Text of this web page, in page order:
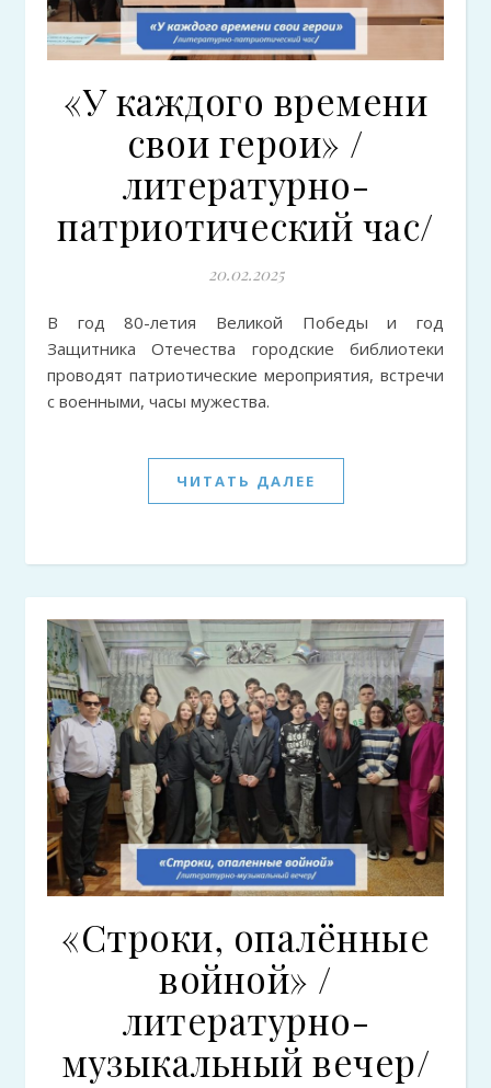
«У каждого времени
свои герои» /
литературно-
патриотический час/
20.02.2025
В год 80-летия Великой Победы и год
Защитника Отечества городские библиотеки
проводят патриотические мероприятия, встречи
с военными, часы мужества.
ЧИТАТЬ ДАЛЕЕ
«Строки, опалённые
войной» /
литературно-
музыкальный вечер/